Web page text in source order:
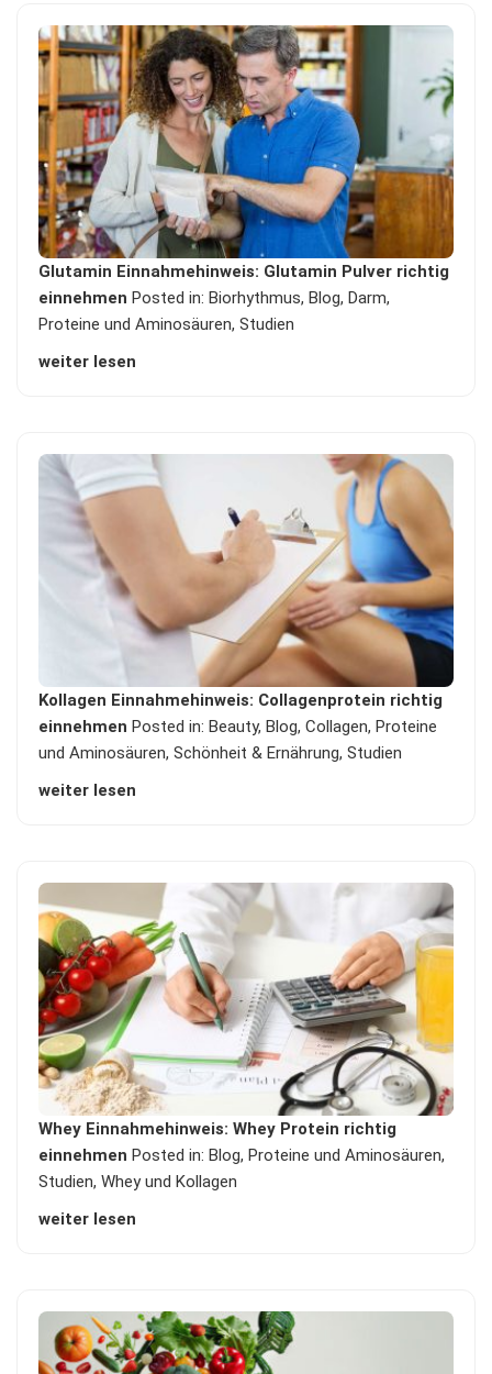
Glutamin Einnahmehinweis: Glutamin Pulver richtig
einnehmen Posted in: Biorhythmus,Blog,Darm,
Proteine und Aminosäuren,Studien
weiter lesen
Kollagen Einnahmehinweis: Collagenprotein richtig
einnehmen Posted in: Beauty,Blog,Collagen,Proteine
und Aminosäuren,Schönheit & Ernährung,Studien
weiter lesen
Whey Einnahmehinweis: Whey Protein richtig
einnehmen Posted in: Blog,Proteine und Aminosäuren,
Studien,Whey und Kollagen
weiter lesen